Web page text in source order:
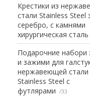
Крестики из
стали Stainless Steel
серебро, с камнями
хирургическая сталь
Подарочние набори
и зажими для
нержавеющей стали
Stainless Steel с
футлярами
33